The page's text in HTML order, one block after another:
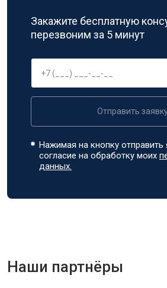
Закажите бесплатную
перезвоним за 5 минут
Отправить
Нажимая на кнопку
согласие на обработку моих
данных.
Наши партнёры